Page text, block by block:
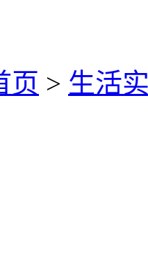
页 > 生活